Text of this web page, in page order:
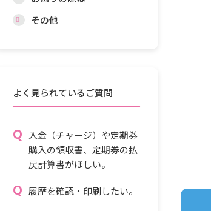
その他
よく見られているご質問
入金（チャージ）や定期券
購入の領収書、定期券の払
戻計算書がほしい。
履歴を確認・印刷したい。